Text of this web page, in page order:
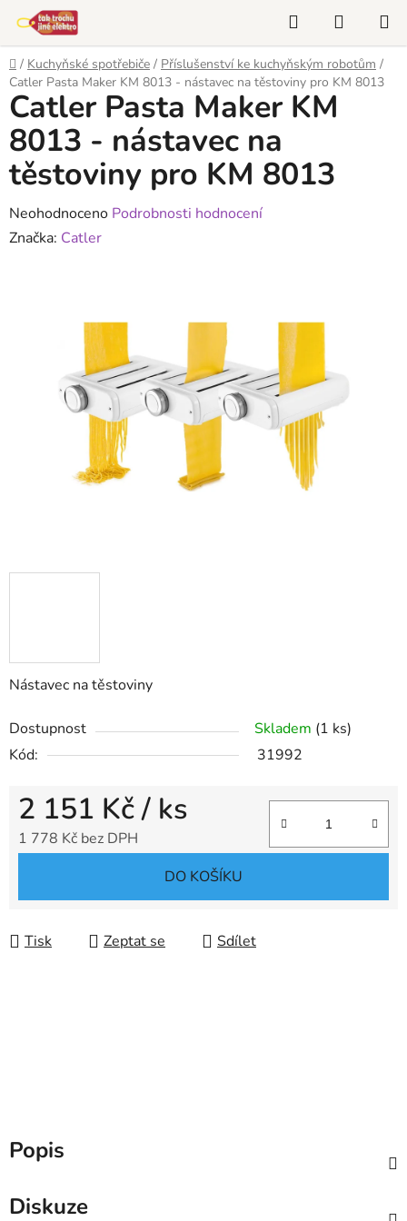
obsah
Hledat
KOŠÍK
Domů
/ Kuchyňské spotřebiče / Příslušenství ke kuchyňským robotům /
Catler Pasta Maker KM 8013 - nástavec na těstoviny pro KM 8013
Nástavec na těstoviny
Dostupnost Skladem (1 ks)
Kód:
31992
2 151 Kč/ ks
1 778 Kč bez DPH
DO KOŠÍKU
Tisk Zeptat se Sdílet
Catler Pasta Maker KM
8013 - nástavec na
těstoviny pro KM 8013
Průměrné
hodnocení
hvězdiček.
Neohodnoceno Podrobnosti hodnocení
Značka: Catler
Popis
Diskuze